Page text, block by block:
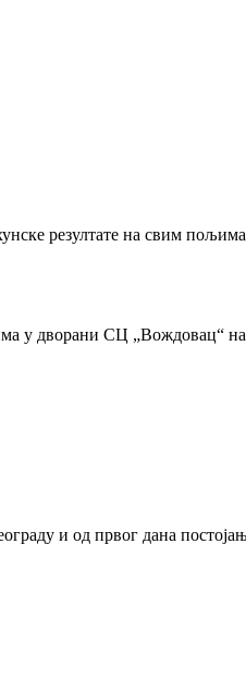
резултате на свим
у дворани СЦ „Вождовац“
и од првог дана